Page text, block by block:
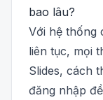
bao lâu?
Với hệ thống
liên tục, mọi
Slides, cách
đăng nhập